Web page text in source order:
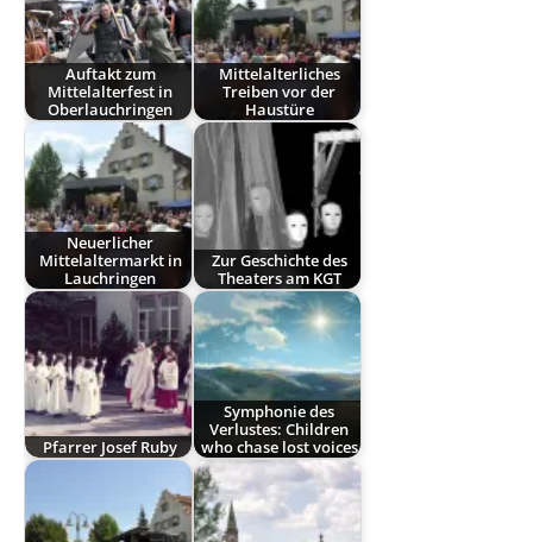
Auftakt zum
Mittelalterfest in
Oberlauchringen
Mittelalterliches
Treiben vor der
Haustüre
Neuerlicher
Mittelaltermarkt in
Lauchringen
Zur Geschichte des
Theaters am KGT
Pfarrer Josef Ruby
Symphonie des
Verlustes: Children
who chase lost voices